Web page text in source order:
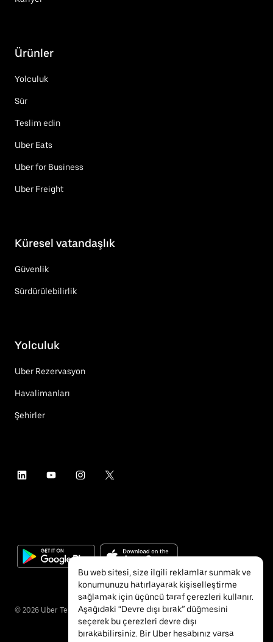
Ürünler
Yolculuk
Sür
Teslim edin
Uber Eats
Uber for Business
Uber Freight
Küresel vatandaşlık
Güvenlik
Sürdürülebilirlik
Yolculuk
Uber Rezervasyon
Havalimanları
Şehirler
© 2026 Uber Technologies Inc.
Bu web sitesi, size ilgili reklamlar sunmak ve
konumunuzu hatırlayarak kişiselleştirme
sağlamak için üçüncü taraf çerezleri kullanır.
Aşağıdaki “Devre dışı bırak” düğmesini
seçerek bu çerezleri devre dışı
bırakabilirsiniz. Bir Uber hesabınız varsa